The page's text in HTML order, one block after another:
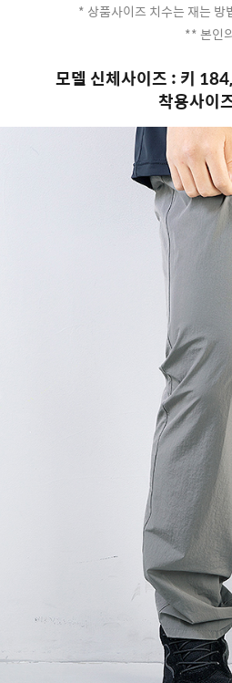
* 상품사이즈 치수는 재는
** 본인
모델 신체사이즈 : 키
착용사이